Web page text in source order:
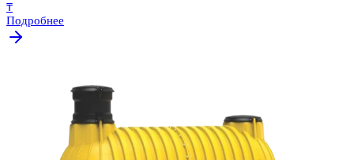
₸
Подробнее